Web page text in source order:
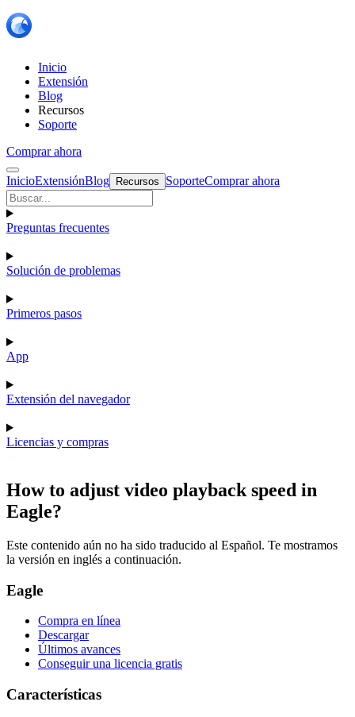
Inicio
Extensión
Blog
Recursos
Soporte
Comprar ahora
InicioExtensiónBlog Recursos SoporteComprar ahora
Preguntas frecuentes
Solución de problemas
Primeros pasos
App
Extensión del navegador
Licencias y compras
How to adjust video playback speed in
Eagle?
Este contenido aún no ha sido traducido al Español. Te mostramos
la versión en inglés a continuación.
Eagle
Compra en línea
Descargar
Últimos avances
Conseguir una licencia gratis
Características